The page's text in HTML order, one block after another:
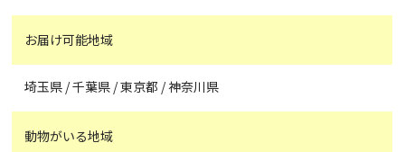
お届け可能地域
埼玉県 / 千葉県 / 東京都 / 神奈川県
動物がいる地域